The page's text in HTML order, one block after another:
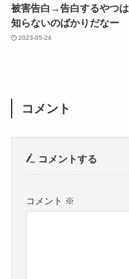
被害告白→告白するやつは
知らないのばかりだなー
2023-05-24
コメント
コメントする
コメント ※